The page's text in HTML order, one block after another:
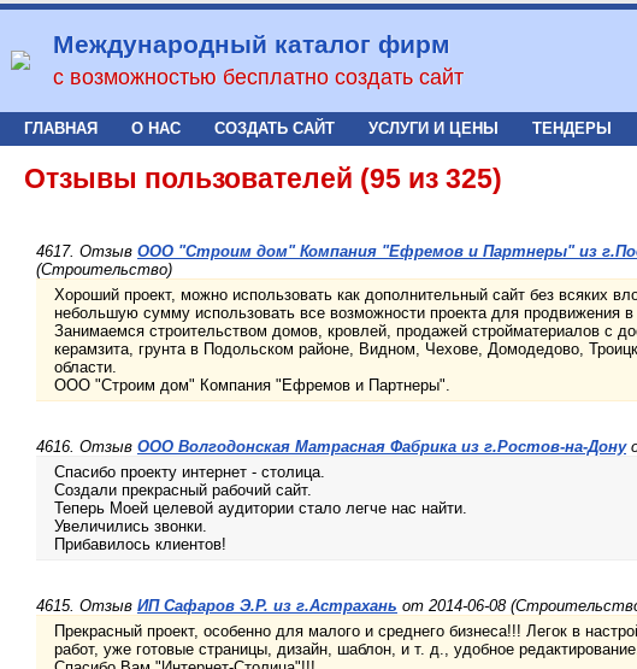
Международный каталог фирм
с возможностью бесплатно создать сайт
ГЛАВНАЯ О НАС СОЗДАТЬ САЙТ УСЛУГИ И ЦЕНЫ ТЕНДЕРЫ
Отзывы пользователей (95 из 325)
4617. Отзыв ООО "Строим дом" Компания "Ефремов и Партнеры" из
(Строительство)
Хороший проект, можно использовать как дополнительный сайт без всяких
небольшую сумму использовать все возможности проекта для продвижения в
Занимаемся строительством домов, кровлей, продажей стройматериалов с
керамзита, грунта в Подольском районе, Видном, Чехове, Домодедово,
области.
ООО "Строим дом" Компания "Ефремов и Партнеры".
4616. Отзыв ООО Волгодонская Матрасная Фабрика из г.Ростов-на-Дону
Спасибо проекту интернет - столица.
Создали прекрасный рабочий сайт.
Теперь Моей целевой аудитории стало легче нас найти.
Увеличились звонки.
Прибавилось клиентов!
4615. Отзыв ИП Сафаров Э.Р. из г.Астрахань от 2014-06-08
Прекрасный проект, особенно для малого и среднего бизнеса!!! Легок в
работ, уже готовые страницы, дизайн, шаблон, и т. д., удобное